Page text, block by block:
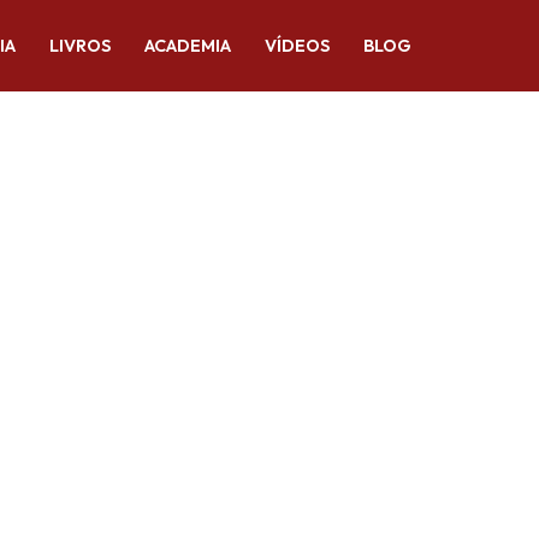
LIVROS ACADEMIA VÍDEOS BLOG